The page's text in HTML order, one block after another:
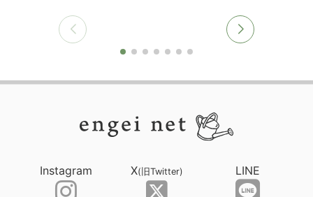
Instagram X(旧Twitter) LINE